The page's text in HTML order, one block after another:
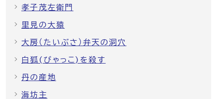
孝子茂左衛門
里見の大猿
大房（たいぶさ）弁天の洞穴
白狐(びゃっこ)を殺す
丹の産地
海坊主